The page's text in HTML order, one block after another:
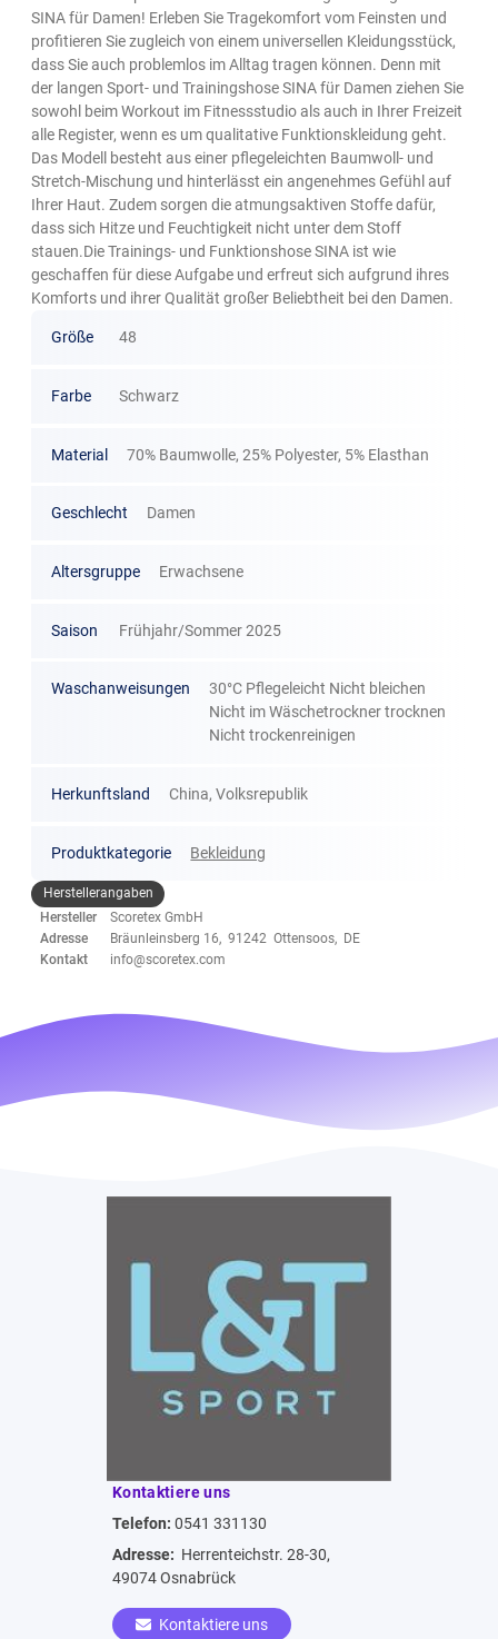
SINA für Damen! Erleben Sie Tragekomfort vom Feinsten und
profitieren Sie zugleich von einem universellen Kleidungsstück,
dass Sie auch problemlos im Alltag tragen können. Denn mit
der langen Sport- und Trainingshose SINA für Damen ziehen Sie
sowohl beim Workout im Fitnessstudio als auch in Ihrer Freizeit
alle Register, wenn es um qualitative Funktionskleidung geht.
Das Modell besteht aus einer pflegeleichten Baumwoll- und
Stretch-Mischung und hinterlässt ein angenehmes Gefühl auf
Ihrer Haut. Zudem sorgen die atmungsaktiven Stoffe dafür,
dass sich Hitze und Feuchtigkeit nicht unter dem Stoff
stauen.Die Trainings- und Funktionshose SINA ist wie
geschaffen für diese Aufgabe und erfreut sich aufgrund ihres
Komforts und ihrer Qualität großer Beliebtheit bei den Damen.
Größe 48
Farbe Schwarz
Material 70% Baumwolle, 25% Polyester, 5% Elasthan
Geschlecht Damen
Altersgruppe Erwachsene
Saison Frühjahr/Sommer 2025
Waschanweisungen
30°C Pflegeleicht Nicht bleichen
Nicht im Wäschetrockner trocknen
Nicht trockenreinigen
Herkunftsland China, Volksrepublik
Produktkategorie Bekleidung
Herstellerangaben
Hersteller
Scoretex GmbH
Adresse
Bräunleinsberg 16, 91242 Ottensoos, DE
Kontakt
info@scoretex.com
Kontaktiere uns
Telefon: 0541 331130
Adresse: Herrenteichstr. 28-30,
49074 Osnabrück
Kontaktiere uns